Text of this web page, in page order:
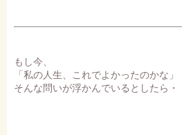
もし今、
「私の人生、これでよかったのかな」
そんな問いが浮かんでいるとしたら・